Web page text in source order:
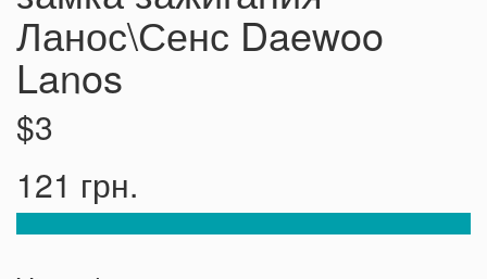
Ланос\Сенс Daewoo
Lanos
$3
121 грн.